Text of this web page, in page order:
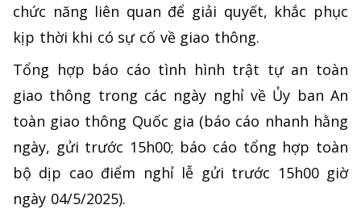
chức năng liên quan để giải quyết, khắc phục
kịp thời khi có sự cố về giao thông.
Tổng hợp báo cáo tình hình trật tự an toàn
giao thông trong các ngày nghỉ về Ủy ban An
toàn giao thông Quốc gia (báo cáo nhanh hằng
ngày, gửi trước 15h00; báo cáo tổng hợp toàn
bộ dịp cao điểm nghỉ lễ gửi trước 15h00 giờ
ngày 04/5/2025).